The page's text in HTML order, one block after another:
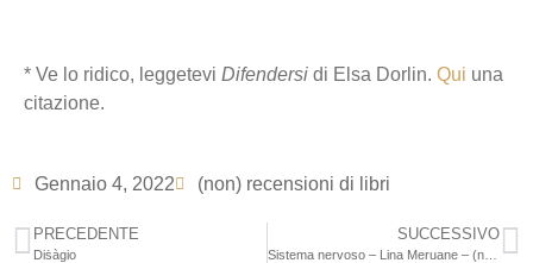
* Ve lo ridico, leggetevi Difendersi di Elsa Dorlin. Qui una
citazione.
Gennaio 4, 2022 (non) recensioni di libri
PRECEDENTE
Diṡàgio
SUCCESSIVO
Sistema nervoso – Lina Meruane – (non) recensione